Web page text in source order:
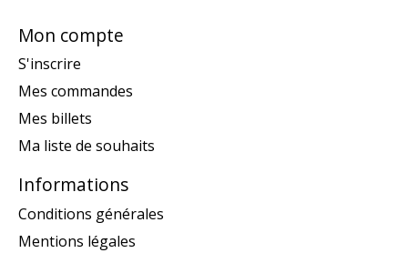
Mon compte
S'inscrire
Mes commandes
Mes billets
Ma liste de souhaits
Informations
Conditions générales
Mentions légales